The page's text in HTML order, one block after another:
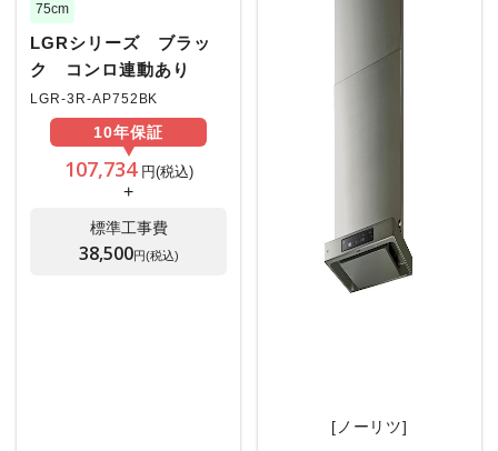
75cm
LGRシリーズ ブラッ
ク コンロ連動あり
LGR-3R-AP752BK
10年保証
107,734円(税込)
+
標準工事費
38,500円(税込)
[ノーリツ]